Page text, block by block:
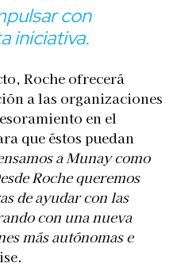
con
iniciativa.
Roche ofrecerá
a las organizaciones
en el
que éstos puedan
a Munay como
Roche queremos
de ayudar con las
con una nueva
más autónomas e